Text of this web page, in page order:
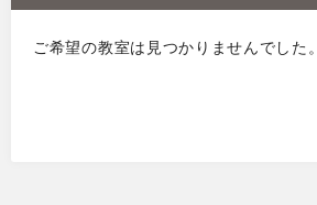
ご希望の教室は見つかりませんでした。